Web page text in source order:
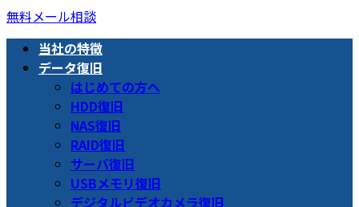
ッ
プ
移
動
無料メール相談
当社の特徴
データ復旧
はじめての方へ
HDD復旧
NAS復旧
RAID復旧
サーバ復旧
USBメモリ復旧
デジタルビデオカメラ復旧